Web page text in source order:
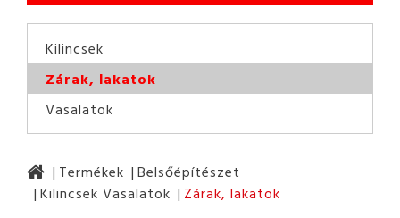
Kilincsek
Zárak, lakatok
Vasalatok
Termékek
Belsőépítészet
Kilincsek Vasalatok
Zárak, lakatok